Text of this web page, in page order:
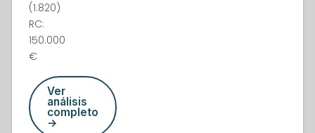
(1.820)
RC:
150.000
€
Ver
análisis
completo
→